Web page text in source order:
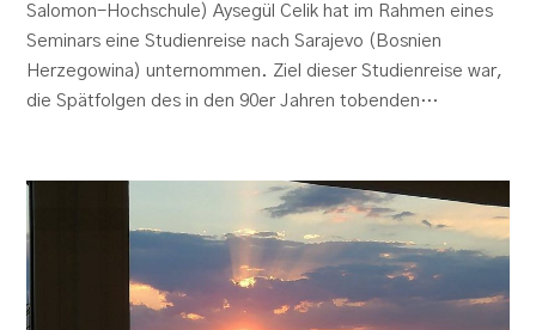
Salomon-Hochschule) Aysegül Celik hat im Rahmen eines
Seminars eine Studienreise nach Sarajevo (Bosnien
Herzegowina) unternommen. Ziel dieser Studienreise war,
die Spätfolgen des in den 90er Jahren tobenden…